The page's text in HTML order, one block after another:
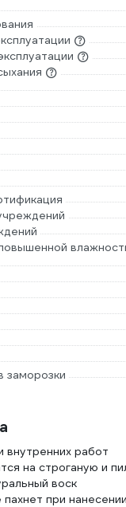
заморозки
внутренних работ
на строганую и
воск
пахнет при нанесении